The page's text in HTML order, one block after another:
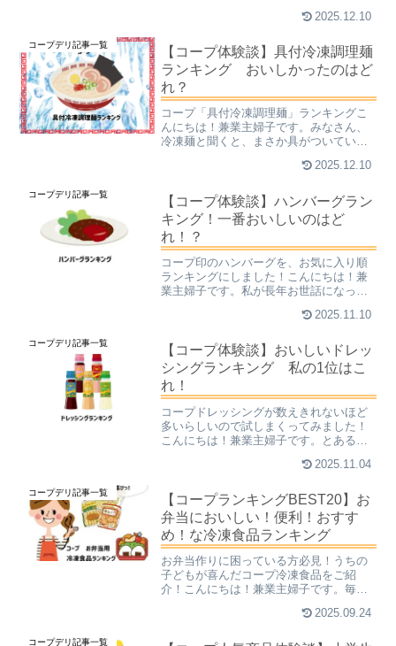
ルトには、乳酸菌やビフィズス菌などの
含まれています。腸内環境...
2025.12.10
コープデリ記事一覧
【コープ体験談】具付冷凍調理麺
ランキング おいしかったのはど
れ？
コープ「具付冷凍調理麺」ランキングこ
んにちは！兼業主婦子です。みなさん、
冷凍麺と聞くと、まさか具がついている
だと、冷凍麺とは麺を1食分ずつ冷凍した
電子レンジで解凍できる...
2025.12.10
コープデリ記事一覧
【コープ体験談】ハンバーグラン
キング！一番おいしいのはど
れ！？
コープ印のハンバーグを、お気に入り順
ランキングにしました！こんにちは！兼
業主婦子です。私が長年お世話になって
品を買っては試し、買っては試しを繰り
レビュー記事は大変な量に...
2025.11.10
コープデリ記事一覧
【コープ体験談】おいしいドレッ
シングランキング 私の1位はこ
れ！
コープドレッシングが数えきれないほど
多いらしいので試しまくってみました！
こんにちは！兼業主婦子です。とある
のWEBカタログを眺めていたところ、べ
それが「ドレッシング」で...
2025.11.04
コープデリ記事一覧
【コープランキングBEST20】お
弁当においしい！便利！おすす
め！な冷凍食品ランキング
お弁当作りに困っている方必見！うちの
子どもが喜んだコープ冷凍食品をご紹
介！こんにちは！兼業主婦子です。毎日
が、だんだんマンネリ化してしまってい
2025.09.24
コープデリ記事一覧